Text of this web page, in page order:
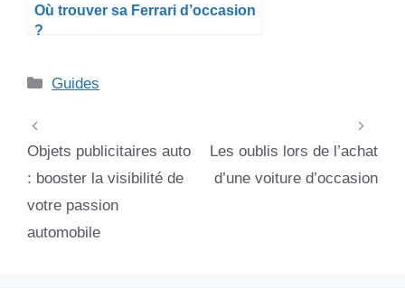
Où trouver sa Ferrari d’occasion
?
Catégories
Guides
Objets publicitaires auto
: booster la visibilité de
votre passion
automobile
Les oublis lors de l’achat
d’une voiture d’occasion